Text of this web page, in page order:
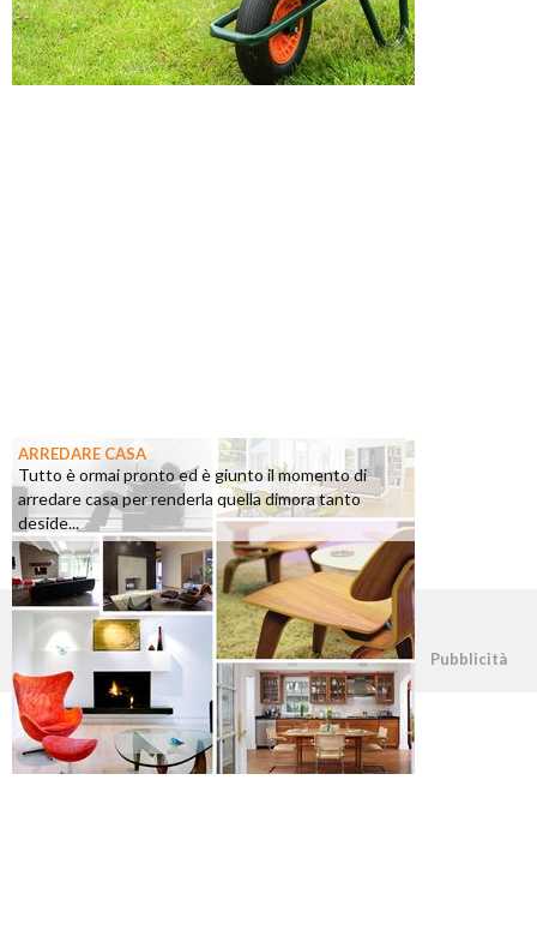
ARREDARE CASA
Tutto è ormai pronto ed è giunto il momento di
arredare casa per renderla quella dimora tanto
deside...
©2026 - casapratica.org - p.iva 03338800984 Pubblicità